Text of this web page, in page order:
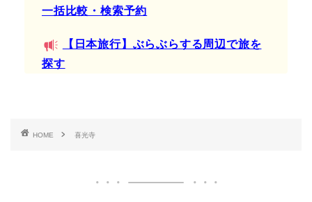
一括比較・検索予約
【日本旅行】ぶらぶらする周辺で旅を
探す
HOME 喜光寺